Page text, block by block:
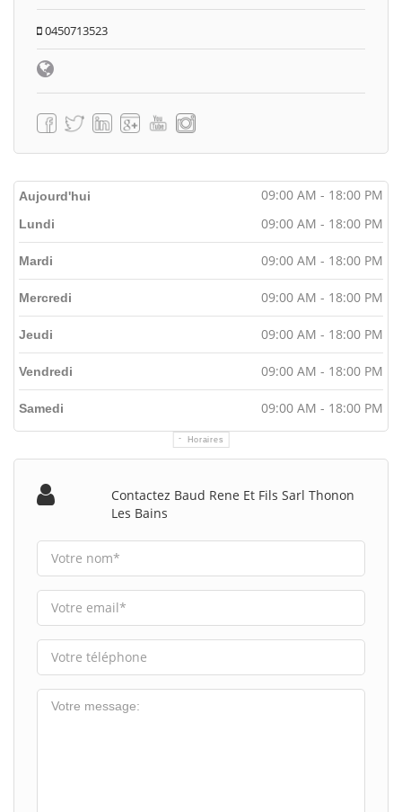
0450713523
Aujourd'hui 09:00 AM - 18:00 PM
Horaires
Lundi 09:00 AM - 18:00 PM
Mardi 09:00 AM - 18:00 PM
Mercredi 09:00 AM - 18:00 PM
Jeudi 09:00 AM - 18:00 PM
Vendredi 09:00 AM - 18:00 PM
Samedi 09:00 AM - 18:00 PM
Contactez Baud Rene Et Fils Sarl Thonon
Les Bains